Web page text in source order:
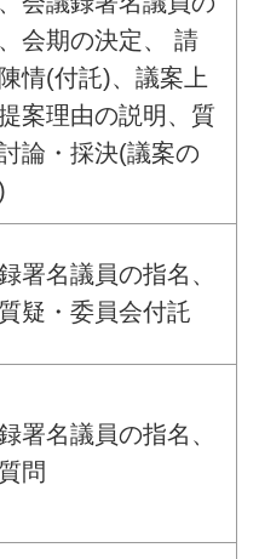
会期の決定、 請
情(付託)、議案上
案理由の説明、質
論・採決(議案の
署名議員の指名、
疑・委員会付託
署名議員の指名、
問